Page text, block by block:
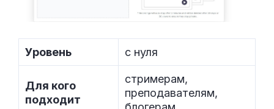
Уровень с нуля
Для кого
подходит
стримерам,
преподавателям,